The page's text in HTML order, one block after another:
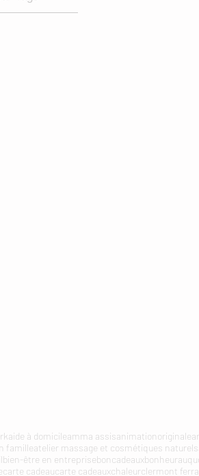
aide à domicileamma assisanimationoriginale
familleatelier massage et cosmétiques naturels
bien-être en entrepriseboncadeaux
carte cadeaucarte cadeauxchaleurclermont